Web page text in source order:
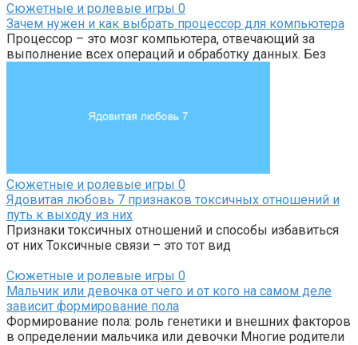
Сюжетные и ролевые игры 0
Зачем нужен и как выбрать процессор для компьютера
Процессор – это мозг компьютера, отвечающий за
выполнение всех операций и обработку данных. Без
Сюжетные и ролевые игры 0
Ядовитая любовь 7 признаков токсичных отношений и
путь к выходу из них
Признаки токсичных отношений и способы избавиться
от них Токсичные связи – это тот вид
Сюжетные и ролевые игры 0
Мальчик или девочка от чего и от кого на самом деле
зависит формирование пола
Формирование пола: роль генетики и внешних факторов
в определении мальчика или девочки Многие родители